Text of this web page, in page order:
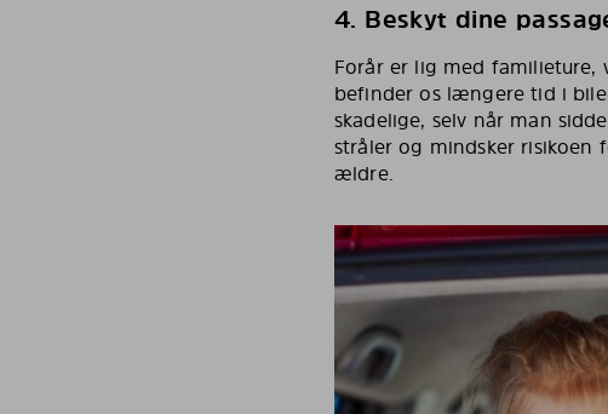
4. Beskyt dine
Forår er lig med
befinder os længere tid i
skadelige, selv når man
stråler og mindsker risikoen
ældre.